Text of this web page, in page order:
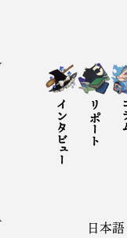
インタビュー リポート
日本語